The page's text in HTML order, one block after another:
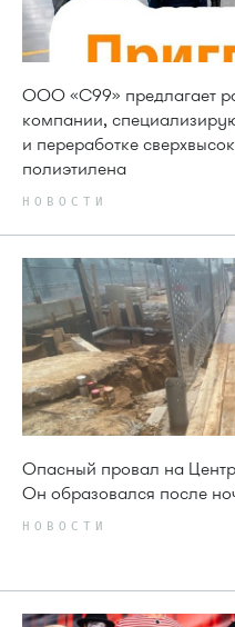
ООО «С99» предлагает
компании,
и переработке
полиэтилена
НОВОСТИ
Опасный провал на
Он образовался после
НОВОСТИ